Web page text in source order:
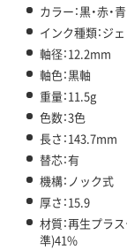
カラー：黒・赤・青
インク種類：ジ
軸径：12.2mm
軸色：黒軸
重量：11.5g
色数：3色
長さ：143.7mm
替芯：有
機構：ノック式
厚さ：15.9
材質：再生プラ
準)41%